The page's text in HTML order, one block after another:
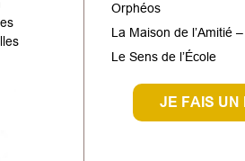
Orphéos
La Maison de l’Amitié
Le Sens de l’École
JE FAIS UN